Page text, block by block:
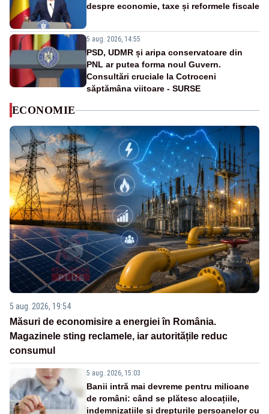
despre economie, taxe și reformele fiscale
5 aug. 2026, 14:55
PSD, UDMR și aripa conservatoare din
PNL ar putea forma noul Guvern.
Consultări cruciale la Cotroceni
săptămâna viitoare - SURSE
ECONOMIE
5 aug. 2026, 19:54
Măsuri de economisire a energiei în România.
Magazinele sting reclamele, iar autoritățile reduc
consumul
5 aug. 2026, 15:03
Banii intră mai devreme pentru milioane
de români: când se plătesc alocațiile,
indemnizațiile și drepturile persoanelor cu